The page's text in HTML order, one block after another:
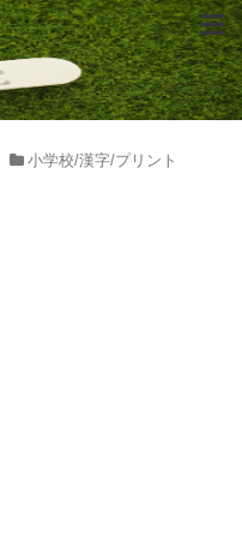
小学校/漢字/プリント